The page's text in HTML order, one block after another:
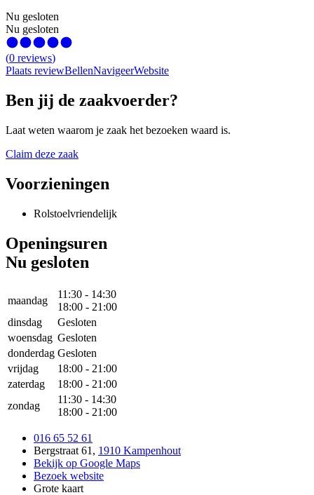
Nu gesloten
Nu gesloten
(0 reviews)
Plaats reviewBellenNavigeerWebsite
Ben jij de zaakvoerder?
Laat weten waarom je zaak het bezoeken waard is.
Claim deze zaak
Voorzieningen
Rolstoelvriendelijk
Openingsuren
Nu gesloten
maandag
11:30 - 14:30
18:00 - 21:00
dinsdag
Gesloten
woensdag Gesloten
donderdag Gesloten
vrijdag
18:00 - 21:00
zaterdag
18:00 - 21:00
zondag
11:30 - 14:30
18:00 - 21:00
016 65 52 61
Bergstraat 61 , 1910 Kampenhout
Bekijk op Google Maps
Bezoek website
Grote kaart